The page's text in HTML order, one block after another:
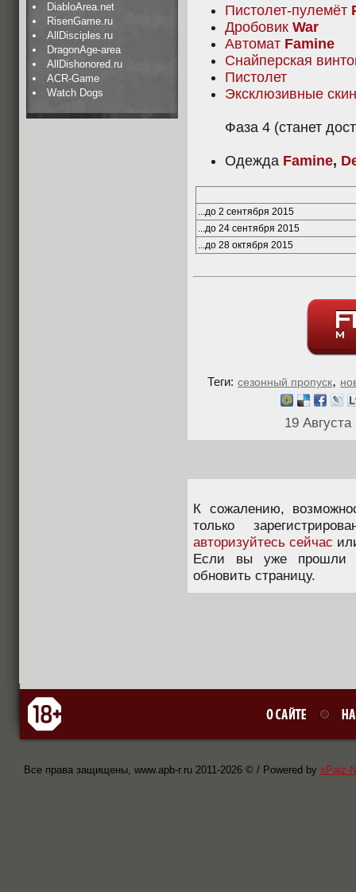
DiabloArea.net
RisenGame.ru
AllDisciples.ru
DragonAge-area
AllDishonored.ru
ACR-Game
Watch Dogs
Пистолет-пулемёт
Дробовик War
Автомат Famine
Снайперская
Пистолет
Эксклюзивные
Фаза 4 (станет
Одежда Famine,
...до 2 сентября 2015
...до 24 сентября 2015
...до 28 октября 2015
Теги: сезонный пропуск,
19
К сожалению,
только
авторизуйтесь сейчас
Если вы уже прошли
обновить страницу.
Все права защищены, www.apb-r.ru 2011-2026 © / Powered by sPaiz-